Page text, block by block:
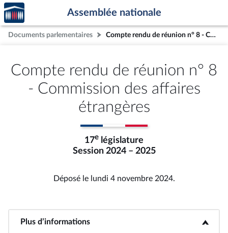
Aller au contenu
Aller en bas de la page
Accèder
à la
page
d'accueil
Assemblée nationale
Documents parlementaires Compte rendu de réunion n° 8 - Commission des affaires étrangères
Compte rendu de réunion n° 8
- Commission des affaires
étrangères
17e législature
Session 2024 – 2025
Déposé le lundi 4 novembre 2024.
Plus d’informations<b>Plus d’informations</b>